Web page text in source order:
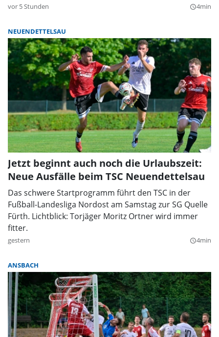
vor 5 Stunden query_builder4min
NEUENDETTELSAU
Jetzt beginnt auch noch die Urlaubszeit:
Neue Ausfälle beim TSC Neuendettelsau
Das schwere Startprogramm führt den TSC in der
Fußball-Landesliga Nordost am Samstag zur SG Quelle
Fürth. Lichtblick: Torjäger Moritz Ortner wird immer
fitter.
gestern query_builder4min
ANSBACH